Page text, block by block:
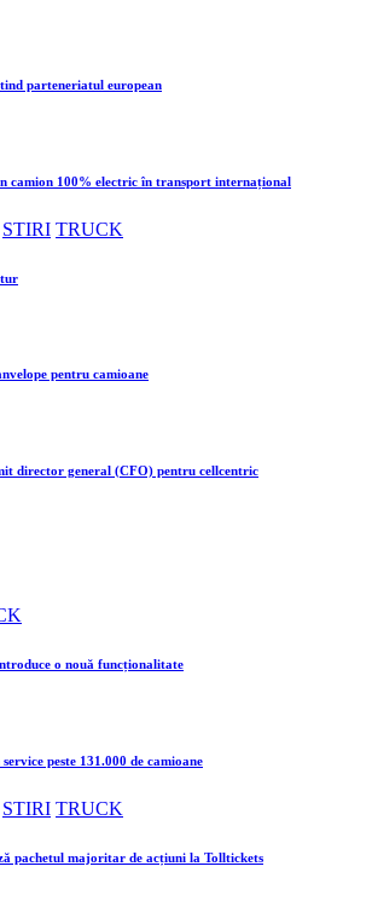
parteneriatul european
camion 100% electric în transport internațional
STIRI TRUCK
pentru camioane
director general (CFO) pentru cellcentric
o nouă funcționalitate
peste 131.000 de camioane
STIRI TRUCK
pachetul majoritar de acțiuni la Tolltickets